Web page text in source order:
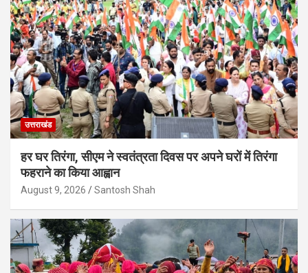
उत्तराखंड
हर घर तिरंगा, सीएम ने स्वतंत्रता दिवस पर अपने घरों में तिरंगा
फहराने का किया आह्वान
August 9, 2026 Santosh Shah